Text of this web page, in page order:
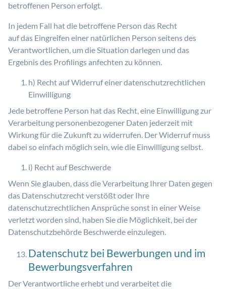
betroffenen Person erfolgt.
In jedem Fall hat die betroffene Person das Recht
auf das Eingreifen einer natürlichen Person seitens des
Verantwortlichen, um die Situation darlegen und das
Ergebnis des Profilings anfechten zu können.
h) Recht auf Widerruf einer datenschutzrechtlichen
Einwilligung
Jede betroffene Person hat das Recht, eine Einwilligung zur
Verarbeitung personenbezogener Daten jederzeit mit
Wirkung für die Zukunft zu widerrufen. Der Widerruf muss
dabei so einfach möglich sein, wie die Einwilligung selbst.
i) Recht auf Beschwerde
Wenn Sie glauben, dass die Verarbeitung Ihrer Daten gegen
das Datenschutzrecht verstößt oder Ihre
datenschutzrechtlichen Ansprüche sonst in einer Weise
verletzt worden sind, haben Sie die Möglichkeit, bei der
Datenschutzbehörde Beschwerde einzulegen.
Datenschutz bei Bewerbungen und im
Bewerbungsverfahren
Der Verantwortliche erhebt und verarbeitet die